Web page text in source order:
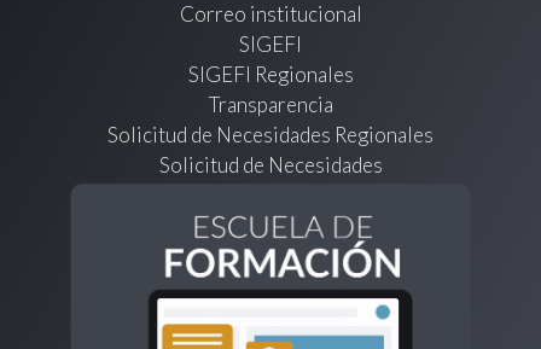
Correo institucional
SIGEFI
SIGEFI Regionales
Transparencia
Solicitud de Necesidades Regionales
Solicitud de Necesidades